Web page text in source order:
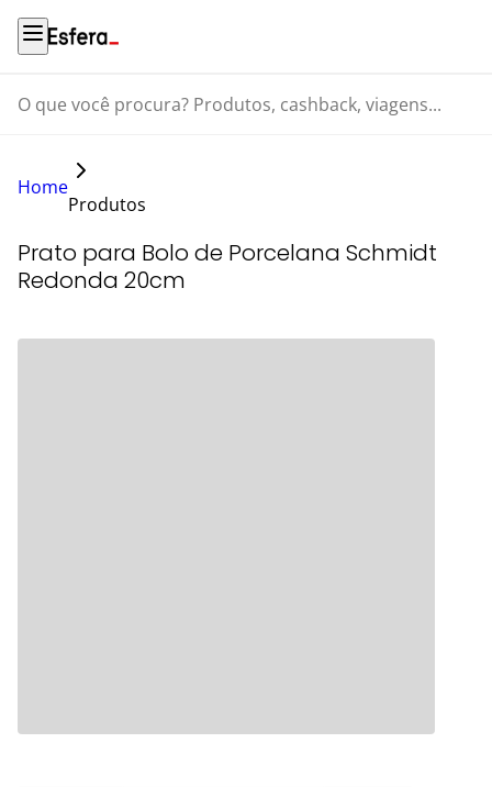
O que você procura? Produtos, cashback, viagens...
Home
Produtos
Prato para Bolo de Porcelana Schmidt
Redonda 20cm